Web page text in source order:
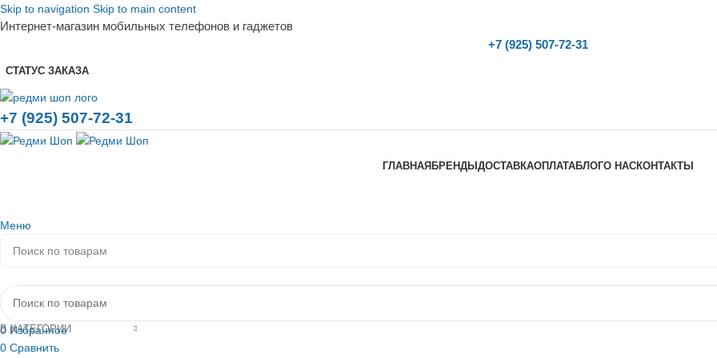
Skip to navigation Skip to main content
Интернет-магазин мобильных телефонов и гаджетов
+7 (925) 507-72-31
СТАТУС ЗАКАЗА
+7 (925) 507-72-31
ГЛАВНАЯБРЕНДЫДОСТАВКАОПЛАТАБЛОГО НАСКОНТАКТЫ
Меню
В КАТЕГОРИИ
0 Избранное
0 Сравнить